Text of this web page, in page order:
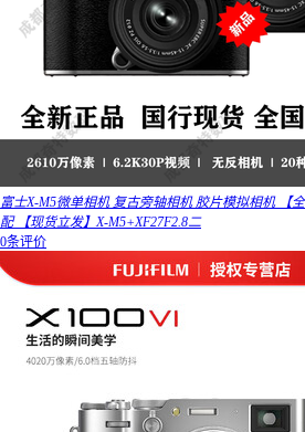
富士X-M5微单相机 复古旁轴相机 胶片模拟相机 【
配 【现货立发】X-M5+XF27F2.8二
0条评价